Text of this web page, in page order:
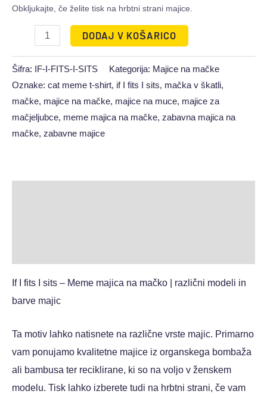
Obkljukajte, če želite tisk na hrbtni strani majice.
DODAJ V KOŠARICO
Šifra: IF-I-FITS-I-SITS Kategorija: Majice na mačke
Oznake: cat meme t-shirt, if I fits I sits, mačka v škatli,
mačke, majice na mačke, majice na muce, majice za
mačjeljubce, meme majica na mačke, zabavna majica na
mačke, zabavne majice
If I fits I sits – Meme majica na mačko
| različni modeli in
barve majic
Ta motiv lahko natisnete na različne vrste majic. Primarno
vam ponujamo kvalitetne majice iz organskega bombaža
ali bambusa ter reciklirane, ki so na voljo v ženskem
modelu. Tisk lahko izberete tudi na hrbtni strani, če vam